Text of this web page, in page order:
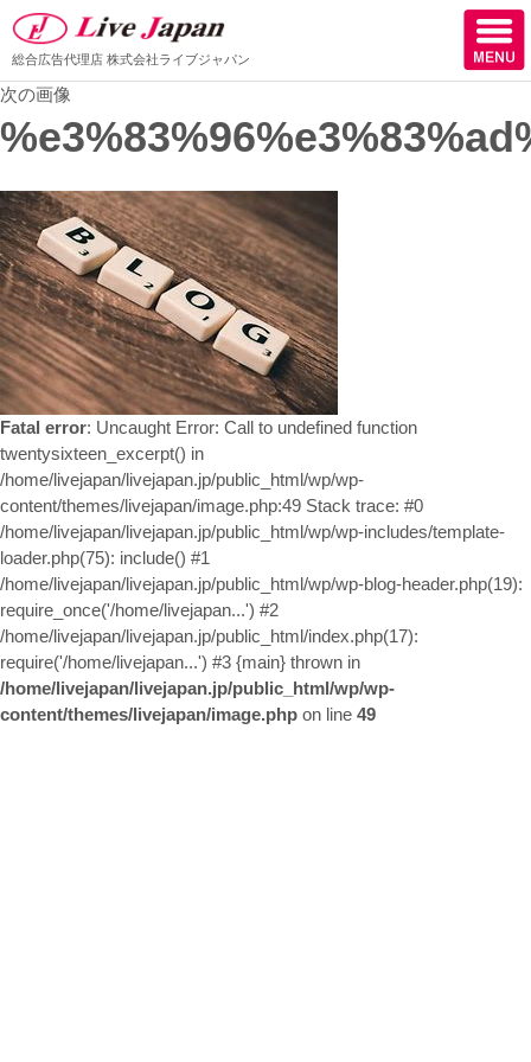
会社情報
スタッフ紹介
取扱媒体
スタッフブログ
サロン様からの声
ケーススタディー
採用
お問い合わせ
総合広告代理店 株式会社ライブジャパン
次の画像
Fatal error: Uncaught Error: Call to undefined function
twentysixteen_excerpt() in
/home/livejapan/livejapan.jp/public_html/wp/wp-
content/themes/livejapan/image.php:49 Stack trace: #0
/home/livejapan/livejapan.jp/public_html/wp/wp-includes/template-
loader.php(75): include() #1
/home/livejapan/livejapan.jp/public_html/wp/wp-blog-header.php(19):
require_once('/home/livejapan...') #2
/home/livejapan/livejapan.jp/public_html/index.php(17):
require('/home/livejapan...') #3 {main} thrown in
/home/livejapan/livejapan.jp/public_html/wp/wp-
content/themes/livejapan/image.php on line 49